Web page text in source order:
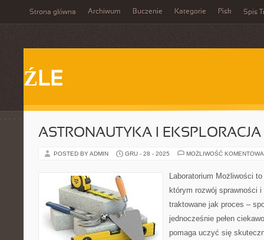
Strona główna Archiwum Buczenie Kategorie Pisk Spis
ŹLE
ASTRONAUTYKA I
POSTED BY ADMIN GRU - 28 - 2025 MOŻLIWOŚĆ
Laboratorium Możliwości
którym rozwój sprawności
traktowane jak proces –
jednocześnie pełen
pomaga uczyć się